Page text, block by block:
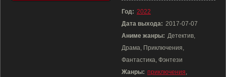
Год: 2022
Дата выхода: 2017-07-07
Аниме жанры: Детектив,
Драма, Приключения,
Фантастика, Фэнтези
Жанры: приключения,